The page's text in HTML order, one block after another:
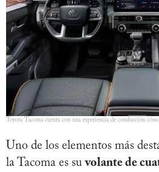
Toyota Tacoma cuenta con una experiencia de conducción
Uno de los elementos más
la Tacoma es suvolante de